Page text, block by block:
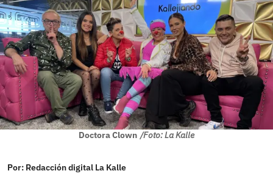
Doctora Clown /Foto: La Kalle
Por: Redacción digital La Kalle